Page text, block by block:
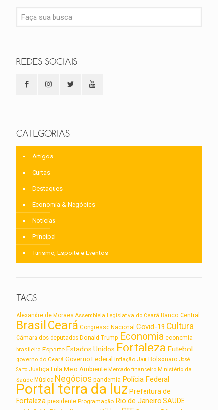
REDES SOCIAIS
CATEGORIAS
Artigos
Curtas
Destaques
Economia & Negócios
Notícias
Principal
Turismo, Esporte e Eventos
TAGS
Alexandre de Moraes Assembleia Legislativa do Ceará Banco Central
BrasilCeará Congresso Nacional Covid-19 Cultura
Câmara dos deputados Donald Trump Economia economia
brasileira Esporte Estados Unidos Fortaleza Futebol
governo do Ceará Governo Federal inflação Jair Bolsonaro José
Sarto Justiça Lula Meio Ambiente Mercado financeiro Ministério da
Saúde Música Negócios pandemia Polícia Federal
Portal terra da luz Prefeitura de
Fortaleza presidente Programação Rio de Janeiro SAUDE